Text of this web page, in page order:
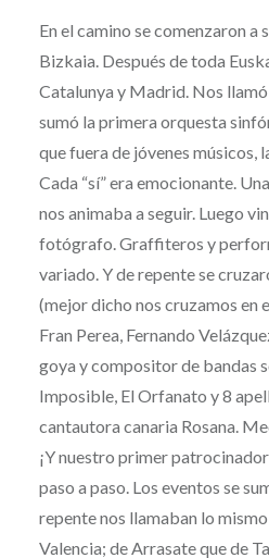
En el camino se comenzaron a
Bizkaia. Después de toda
Catalunya y Madrid. Nos
sumó la primera orquesta
que fuera de jóvenes músicos,
Cada “sí” era emocionante.
nos animaba a seguir. Luego
fotógrafo. Graffiteros y
variado. Y de repente se
(mejor dicho nos cruzamos en
Fran Perea, Fernando
goya y compositor de bandas
Imposible, El Orfanato y 8
cantautora canaria Rosana.
¡Y nuestro primer
paso a paso. Los eventos se
repente nos llamaban lo
Valencia; de Arrasate que de